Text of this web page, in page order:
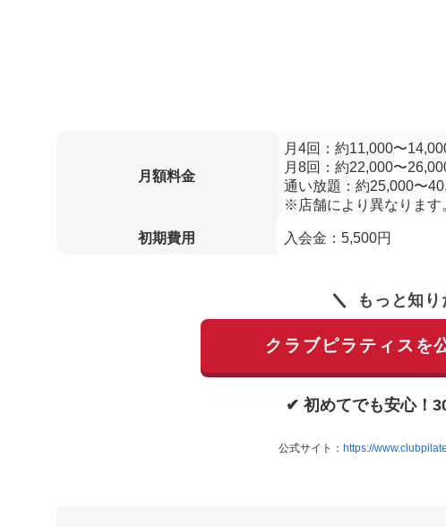
月額料金
月4回：約11,000〜
月8回：約22,000〜
通い放題：約25,000〜
※店舗により異なります
初期費用 入会金：5,500円
もっと知り
クラブピラティスを
✔ 初めてでも安心！
公式サイト： https://